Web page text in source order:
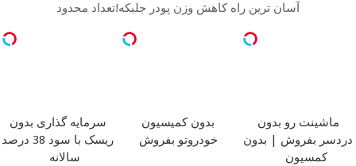
آسان ترین راه کاهش وزن پودر جلبکه!تعداد محدود
ماشینت رو بدون
دردسر بفروش | بدون
کمسیون
بدون کمیسیون
خودروتو بفروش
سرمایه گذاری بدون
ریسک با سود 38 درصد
سالانه